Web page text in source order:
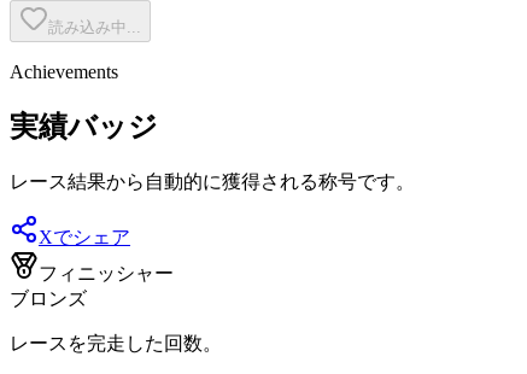
読み込み中...
Achievements
実績バッジ
レース結果から自動的に獲得される称号です。
Xでシェア
フィニッシャー
ブロンズ
レースを完走した回数。